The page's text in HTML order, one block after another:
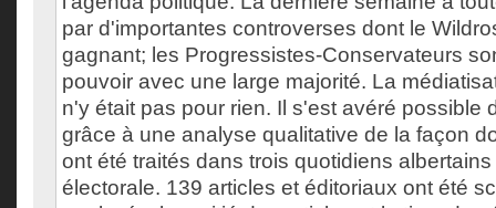
par d'importantes controverses dont le
gagnant; les Progressistes-Conservateurs
pouvoir avec une large majorité. La
n'y était pas pour rien. Il s'est avéré possible
grâce à une analyse qualitative de la façon
ont été traités dans trois quotidiens
électorale. 139 articles et éditoriaux ont été